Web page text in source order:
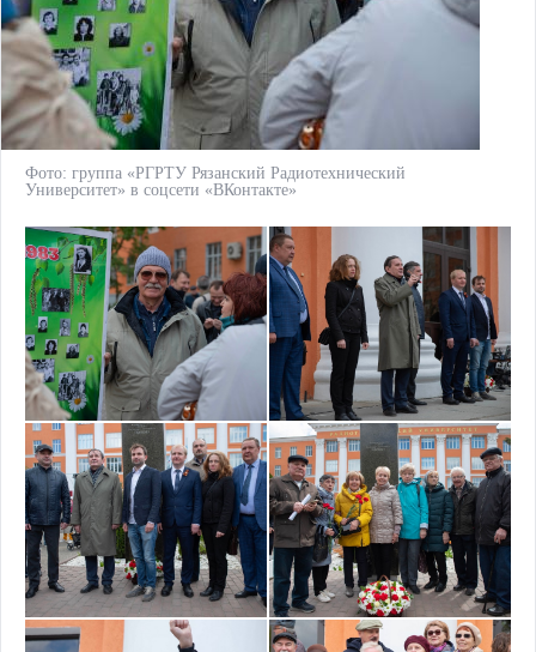
Фото: группа «РГРТУ Рязанский Радиотехнический
Университет» в соцсети «ВКонтакте»